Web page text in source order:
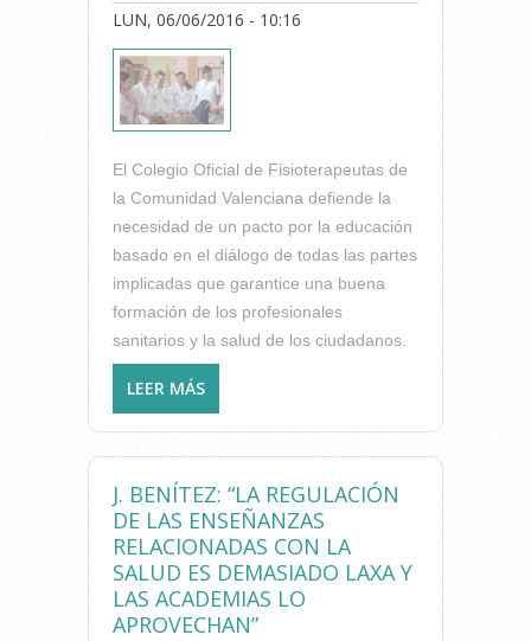
LUN, 06/06/2016 - 10:16
El Colegio Oficial de Fisioterapeutas de
la Comunidad Valenciana defiende la
necesidad de un pacto por la educación
basado en el diálogo de todas las partes
implicadas que garantice una buena
formación de los profesionales
sanitarios y la salud de los ciudadanos.
LEER MÁS
SE RECONSIDERE Y MODULE
LA DECISIÓN DEL CONSELL
PRÁCTICAS DE LOS
ESTUDIANTES EN
HOSPITALES PÚBLICOS
J. BENÍTEZ: “LA REGULACIÓN
DE LAS ENSEÑANZAS
RELACIONADAS CON LA
SALUD ES DEMASIADO LAXA Y
LAS ACADEMIAS LO
APROVECHAN”